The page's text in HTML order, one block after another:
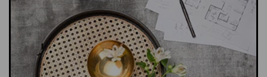
info@carlhansen.com